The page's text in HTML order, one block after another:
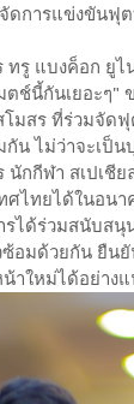
ดการแข่งขัน
รู แบงค็อก ยู
นี้กันเยอะๆ"
มสร ที่ร่วมจัด
น ไม่ว่าจะเป็
กกีฬา สเปเชี
ศไทยได้ในอนา
ได้ร่วมสนับสนุ
อมด้วยกัน ยืน
าใหม่ได้อย่าง